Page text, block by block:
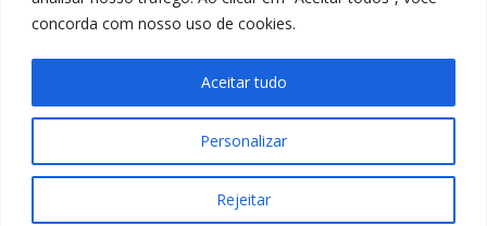
concorda com nosso uso de cookies.
Personalizar
Rejeitar
Aceitar tudo
FIQUE CONECTADO
Todos os direitos reservados ao Informe Blumenau